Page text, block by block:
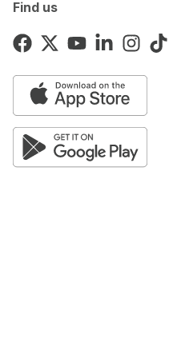
Find usjednoj od ulica, gde je
Stanovnici tih kuća
Usled vremenskih
satima očekuju se
Više o...